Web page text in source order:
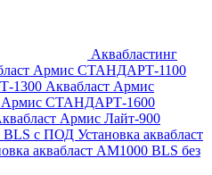
Аквабластинг
Армис СТАНДАРТ-1100
1300 Аквабласт Армис
Армис СТАНДАРТ-1600
Армис Лайт-900
BLS с ПОД Установка аквабласт
аквабласт AM1000 BLS без